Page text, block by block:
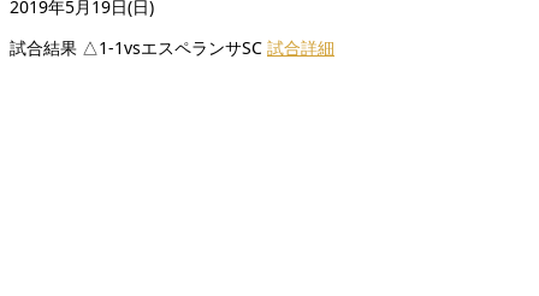
2019年5月19日(日)
試合結果 △1-1vsエスペランサSC 試合詳細